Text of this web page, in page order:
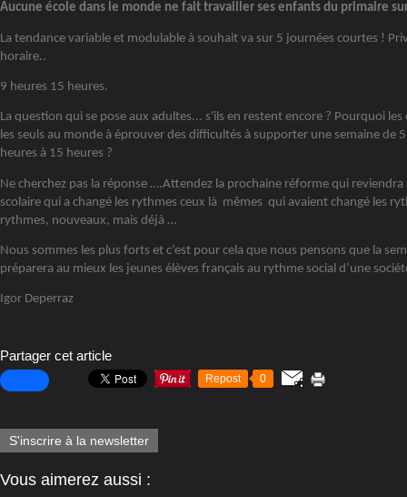
Aucune école dans le monde ne fait travailler ses enfants du primaire
La tendance variable et modulable à souhait va sur 5 journées courtes !
horaire..
9 heures 15 heures.
La question qui se pose aux adultes... s'ils en restent encore ? Pourquoi
les seuls au monde à éprouver des difficultés à supporter une semaine de
heures à 15 heures ?
Ne cherchez pas la réponse ….Attendez la prochaine réforme qui
scolaire qui a changé les rythmes ceux là mêmes qui avaient changé les
rythmes, nouveaux, mais déjà …
Nous sommes les plus forts et c’est pour cela que nous pensons que la
préparera au mieux les jeunes élèves français au rythme social d’une
Igor Deperraz
Partager cet article
Repost 0
S'inscrire à la newsletter
Vous aimerez aussi :